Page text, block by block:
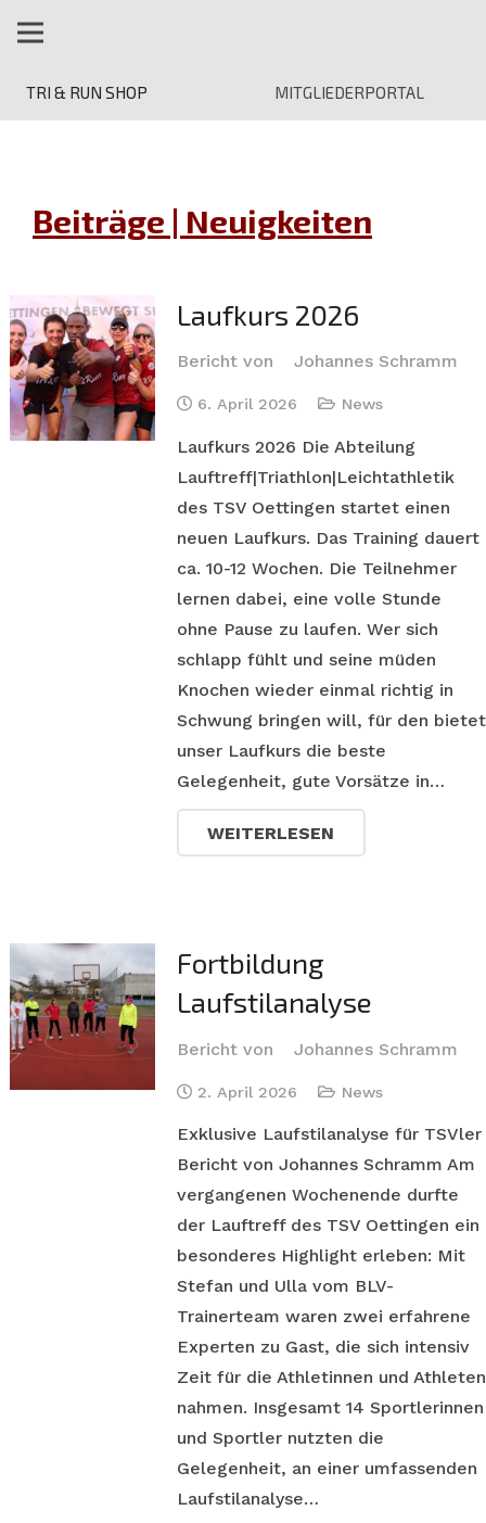
TRI & RUN SHOP MITGLIEDERPORTAL
Beiträge | Neuigkeiten
Laufkurs 2026
Bericht von Johannes Schramm
6. April 2026 News
Laufkurs 2026 Die Abteilung
Lauftreff|Triathlon|Leichtathletik
des TSV Oettingen startet einen
neuen Laufkurs. Das Training dauert
ca. 10-12 Wochen. Die Teilnehmer
lernen dabei, eine volle Stunde
ohne Pause zu laufen. Wer sich
schlapp fühlt und seine müden
Knochen wieder einmal richtig in
Schwung bringen will, für den bietet
unser Laufkurs die beste
Gelegenheit, gute Vorsätze in…
WEITERLESEN
Fortbildung
Laufstilanalyse
Bericht von Johannes Schramm
2. April 2026 News
Exklusive Laufstilanalyse für TSVler
Bericht von Johannes Schramm Am
vergangenen Wochenende durfte
der Lauftreff des TSV Oettingen ein
besonderes Highlight erleben: Mit
Stefan und Ulla vom BLV-
Trainerteam waren zwei erfahrene
Experten zu Gast, die sich intensiv
Zeit für die Athletinnen und Athleten
nahmen. Insgesamt 14 Sportlerinnen
und Sportler nutzten die
Gelegenheit, an einer umfassenden
Laufstilanalyse…